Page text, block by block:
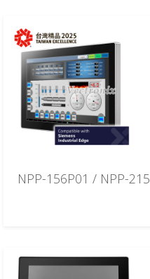
NPP-156P01 / NPP-215